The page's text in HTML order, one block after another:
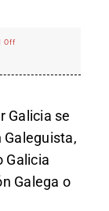
Off
Galicia se
Galeguista,
Galicia
Galega o